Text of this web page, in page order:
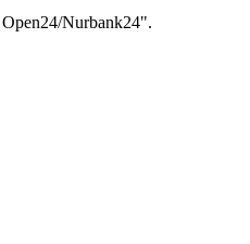
Nurbank24".